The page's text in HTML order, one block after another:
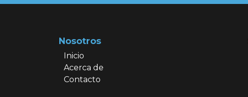
Nosotros
Inicio
Acerca de
Contacto